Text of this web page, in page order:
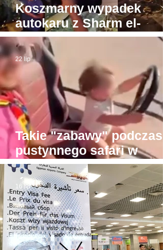
Koszmarny wypadek
autokaru z Sharm el-
Sheikh do Gizy. Turyści
byli w drodze do Piramid
Takie "zabawy" podczas
pustynnego safari w
Hurghadzie. Co trzeba
mieć w głowie, żeby na to
pozwolić?!
22 lip
16 lip